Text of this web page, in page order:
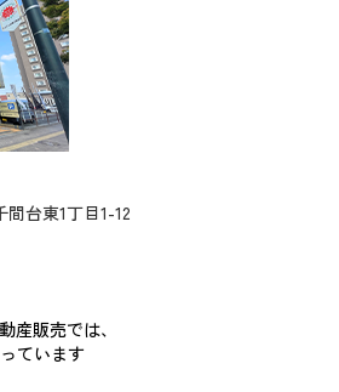
台東1丁目1-12
産販売では、
ています